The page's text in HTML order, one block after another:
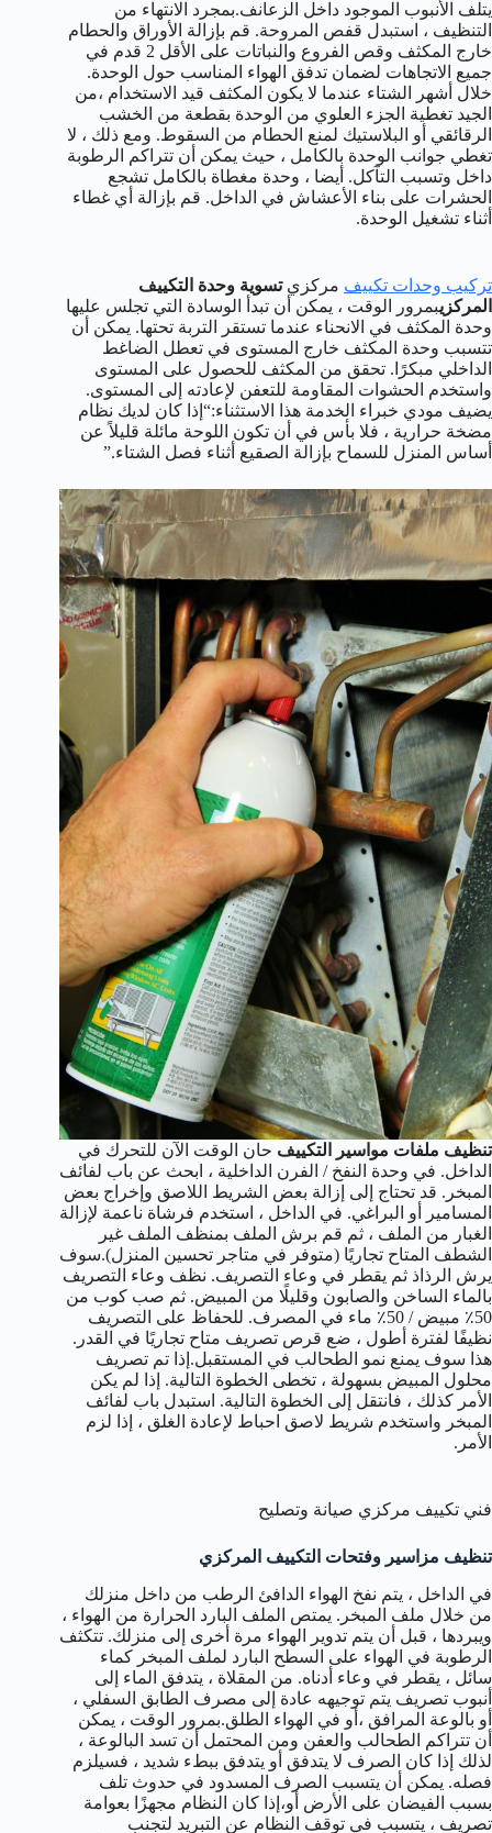
يتلف الأنبوب الموجود داخل الزعانف.بمجرد الانتهاء من
التنظيف ، استبدل قفص المروحة. قم بإزالة الأوراق والحطام
خارج المكثف وقص الفروع والنباتات على الأقل 2 قدم في
جميع الاتجاهات لضمان تدفق الهواء المناسب حول الوحدة.
خلال أشهر الشتاء عندما لا يكون المكثف قيد الاستخدام ،من
الجيد تغطية الجزء العلوي من الوحدة بقطعة من الخشب
الرقائقي أو البلاستيك لمنع الحطام من السقوط. ومع ذلك ، لا
تغطي جوانب الوحدة بالكامل ، حيث يمكن أن تتراكم الرطوبة
داخل وتسبب التآكل. أيضا ، وحدة مغطاة بالكامل تشجع
الحشرات على بناء الأعشاش في الداخل. قم بإزالة أي غطاء
أثناء تشغيل الوحدة.
تركيب وحدات تكييف مركزيتسوية وحدة التكييف
المركزيبمرور الوقت ، يمكن أن تبدأ الوسادة التي تجلس عليها
وحدة المكثف في الانحناء عندما تستقر التربة تحتها. يمكن أن
تتسبب وحدة المكثف خارج المستوى في تعطل الضاغط
الداخلي مبكرًا. تحقق من المكثف للحصول على المستوى
واستخدم الحشوات المقاومة للتعفن لإعادته إلى المستوى.
يضيف مودي خبراء الخدمة هذا الاستثناء:“إذا كان لديك نظام
مضخة حرارية ، فلا بأس في أن تكون اللوحة مائلة قليلاً عن
أساس المنزل للسماح بإزالة الصقيع أثناء فصل الشتاء.”
تنظيف ملفات مواسير التكييف حان الوقت الآن للتحرك في
الداخل. في وحدة النفخ / الفرن الداخلية ، ابحث عن باب لفائف
المبخر. قد تحتاج إلى إزالة بعض الشريط اللاصق وإخراج بعض
المسامير أو البراغي. في الداخل ، استخدم فرشاة ناعمة لإزالة
الغبار من الملف ، ثم قم برش الملف بمنظف الملف غير
الشطف المتاح تجاريًا (متوفر في متاجر تحسين المنزل).سوف
يرش الرذاذ ثم يقطر في وعاء التصريف. نظف وعاء التصريف
بالماء الساخن والصابون وقليلًا من المبيض. ثم صب كوب من
50٪ مبيض / 50٪ ماء في المصرف. للحفاظ على التصريف
نظيفًا لفترة أطول ، ضع قرص تصريف متاح تجاريًا في القدر.
هذا سوف يمنع نمو الطحالب في المستقبل.إذا تم تصريف
محلول المبيض بسهولة ، تخطى الخطوة التالية. إذا لم يكن
الأمر كذلك ، فانتقل إلى الخطوة التالية. استبدل باب لفائف
المبخر واستخدم شريط لاصق احباط لإعادة الغلق ، إذا لزم
الأمر.
فني تكييف مركزي صيانة وتصليح
تنظيف مزاسير وفتحات التكييف المركزي
في الداخل ، يتم نفخ الهواء الدافئ الرطب من داخل منزلك
من خلال ملف المبخر. يمتص الملف البارد الحرارة من الهواء ،
ويبردها ، قبل أن يتم تدوير الهواء مرة أخرى إلى منزلك. تتكثف
الرطوبة في الهواء على السطح البارد لملف المبخر كماء
سائل ، يقطر في وعاء أدناه. من المقلاة ، يتدفق الماء إلى
أنبوب تصريف يتم توجيهه عادة إلى مصرف الطابق السفلي ،
أو بالوعة المرافق ،أو في الهواء الطلق.بمرور الوقت ، يمكن
أن تتراكم الطحالب والعفن ومن المحتمل أن تسد البالوعة ،
لذلك إذا كان الصرف لا يتدفق أو يتدفق ببطء شديد ، فسيلزم
فصله. يمكن أن يتسبب الصرف المسدود في حدوث تلف
بسبب الفيضان على الأرض أو،إذا كان النظام مجهزًا بعوامة
تصريف ، يتسبب في توقف النظام عن التبريد لتجنب